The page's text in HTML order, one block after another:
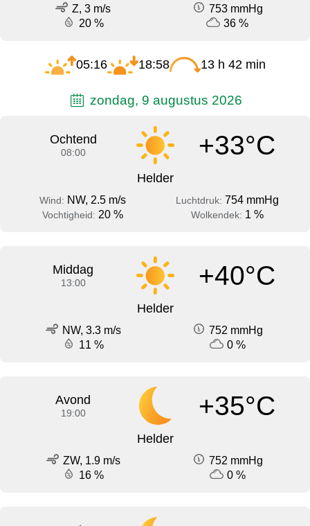
Z, 3 m/s
753 mmHg
20 %
36 %
05:16 18:58 13 h 42 min
zondag, 9 augustus 2026
Ochtend
08:00 +33°C
Helder
Wind: NW, 2.5 m/s Luchtdruk: 754 mmHg
Vochtigheid: 20 % Wolkendek: 1 %
Middag
13:00 +40°C
Helder
NW, 3.3 m/s
752 mmHg
11 %
0 %
Avond
19:00 +35°C
Helder
ZW, 1.9 m/s
752 mmHg
16 %
0 %